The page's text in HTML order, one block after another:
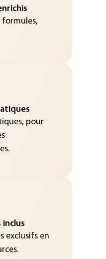
formules,
pour
inclus
exclusifs en